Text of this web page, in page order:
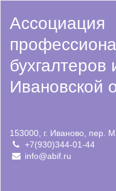
Ассоциация
Ивановской
153000, г. Иваново, пер.
+7(930)344-01-44
info@abif.ru